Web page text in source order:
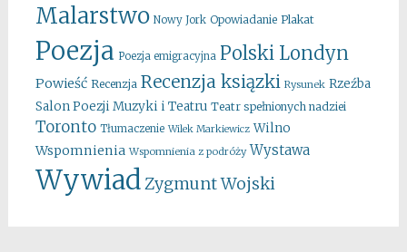
Malarstwo Nowy Jork Opowiadanie Plakat
Poezja Poezja emigracyjna Polski Londyn
Powieść Recenzja Recenzja ksiązki Rysunek Rzeźba
Salon Poezji Muzyki i Teatru Teatr spełnionych nadziei
Toronto Tłumaczenie Wilek Markiewicz Wilno
Wspomnienia Wspomnienia z podróży Wystawa
WywiadZygmunt Wojski